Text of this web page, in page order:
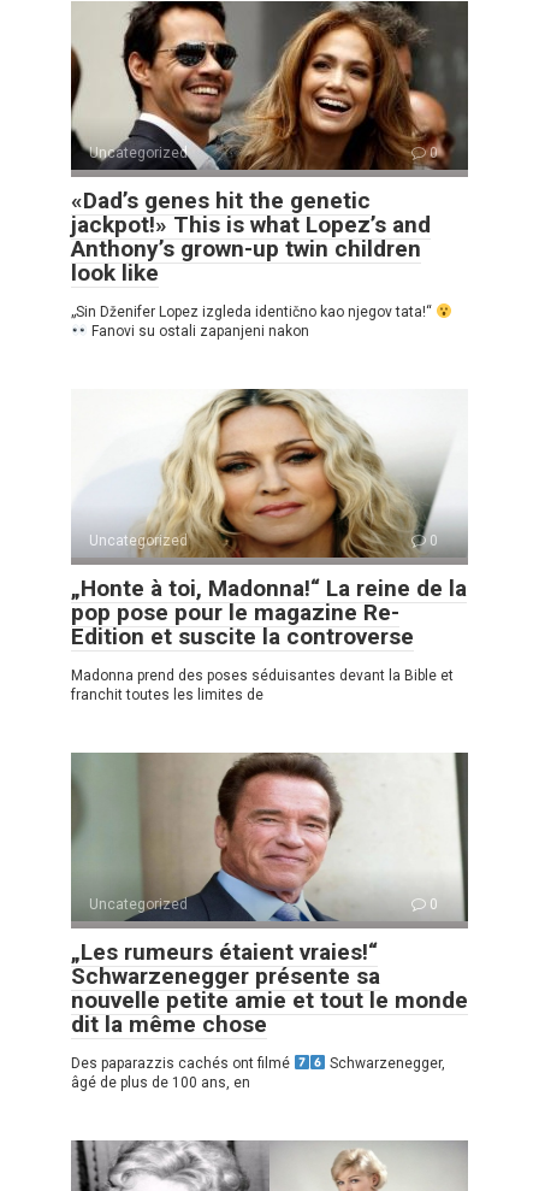
Uncategorized 0
«Dad’s genes hit the genetic
jackpot!» This is what Lopez’s and
Anthony’s grown-up twin children
look like
„Sin Dženifer Lopez izgleda identično kao njegov tata!“
Fanovi su ostali zapanjeni nakon
Uncategorized 0
„Honte à toi, Madonna!“ La reine de la
pop pose pour le magazine Re-
Edition et suscite la controverse
Madonna prend des poses séduisantes devant la Bible et
franchit toutes les limites de
Uncategorized 0
„Les rumeurs étaient vraies!“
Schwarzenegger présente sa
nouvelle petite amie et tout le monde
dit la même chose
Des paparazzis cachés ont filmé
Schwarzenegger,
âgé de plus de 100 ans, en